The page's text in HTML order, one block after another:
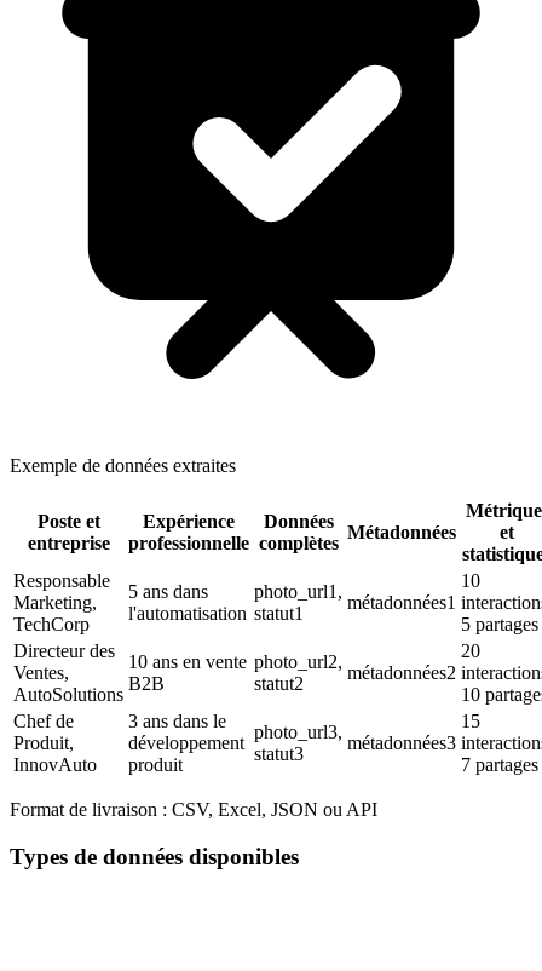
Exemple de données extraites
Poste et
entreprise
Expérience
professionnelle
Données
complètes
Métadonnées
et
Responsable
Marketing,
TechCorp
5 ans dans
l'automatisation
photo_url1,
statut1
métadonnées1
10
5 partages
Directeur des
Ventes,
AutoSolutions
10 ans en vente
B2B
photo_url2,
statut2
métadonnées2
20
10
Chef de
Produit,
InnovAuto
3 ans dans le
développement
produit
photo_url3,
statut3
métadonnées3
15
7 partages
Format de livraison : CSV, Excel, JSON ou API
Types de données disponibles